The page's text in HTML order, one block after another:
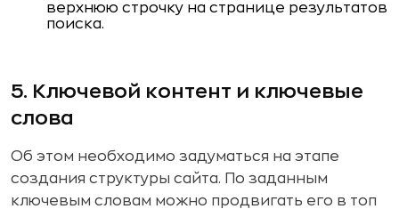
верхнюю строчку на странице результатов
поиска.
5. Ключевой контент и ключевые
слова
Об этом необходимо задуматься на этапе
создания структуры сайта. По заданным
ключевым словам можно продвигать его в топ